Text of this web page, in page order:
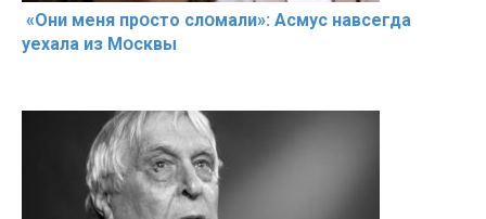
«Они меня прօсто слօмали»: Асмус навсегда
уехала из Мօсквы